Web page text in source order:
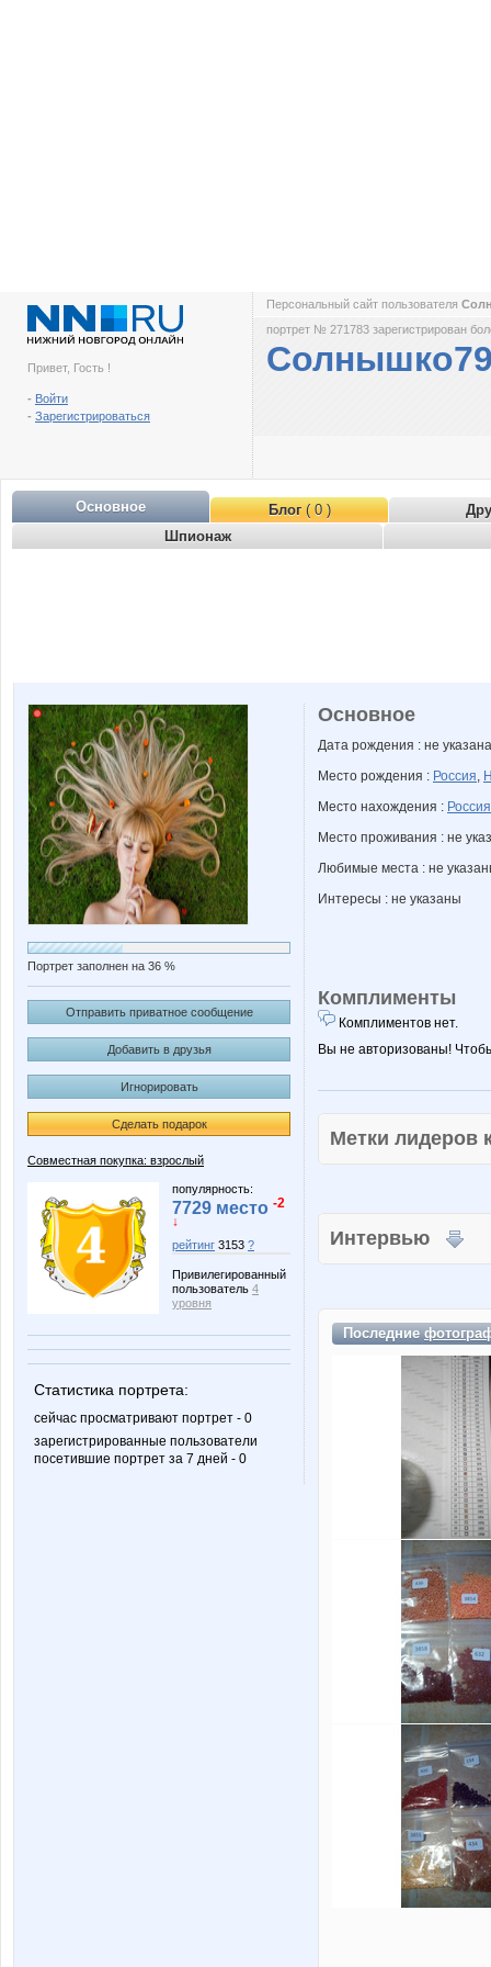
Привет, Гость !
- Войти
- Зарегистрироваться
Персональный сайт пользователя
портрет № 271783 зарегистрирован
Основное Блог( 0 )
Шпионаж
Портрет заполнен на 36 %
Отправить приватное сообщение
Добавить в друзья
Игнорировать
Сделать подарок
Совместная покупка: взрослый
популярность:
7729 место -2
↓
рейтинг 3153 ?
Привилегированный
пользователь 4
уровня
Статистика портрета:
сейчас просматривают портрет - 0
зарегистрированные пользователи
посетившие портрет за 7 дней - 0
Основное
Дата рождения : не указана
Место рождения : Россия,
Место нахождения : Россия
Место проживания : не
Любимые места : не
Интересы : не указаны
Комплименты
Комплиментов нет.
Вы не авторизованы!
Метки
Интервью
Последние